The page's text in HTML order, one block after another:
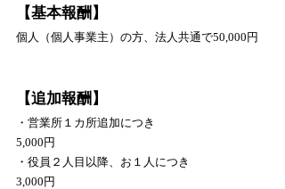
【基本報酬】
個人（個人事業主）の方、法人共通で50,000円
【追加報酬】
・営業所１カ所追加につき
5,000円
・役員２人目以降、お１人につき
3,000円